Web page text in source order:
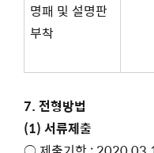
명패 및 설명판
부착
7. 전형방법
(1)서류제출